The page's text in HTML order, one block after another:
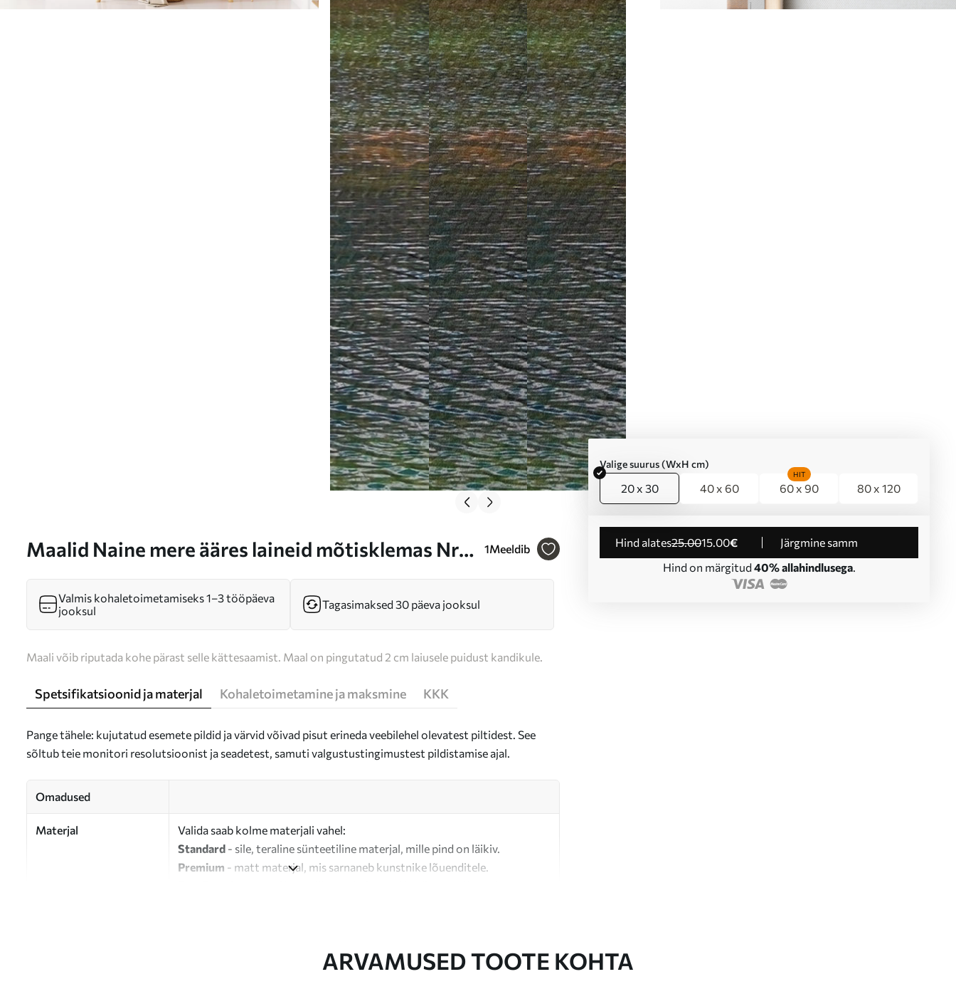
Maalid Naine mere ääres laineid mõtisklemas Nr
1Meeldib
Valige suurus (WxH cm)
20 x 30 40 x 60 60 x 90
HIT
80 x 120
Hind alates25.0015.00€
Järgmine samm
Hind on märgitud 40% allahindlusega.
Valmis kohaletoimetamiseks 1–3 tööpäeva
jooksul
Tagasimaksed 30 päeva jooksul
Maali võib riputada kohe pärast selle kättesaamist. Maal on pingutatud 2 cm laiusele puidust kandikule.
Spetsifikatsioonid ja materjal Kohaletoimetamine ja maksmine KKK
Pange tähele: kujutatud esemete pildid ja värvid võivad pisut erineda veebilehel olevatest piltidest. See
sõltub teie monitori resolutsioonist ja seadetest, samuti valgustustingimustest pildistamise ajal.
Omadused
Materjal
Valida saab kolme materjali vahel:
Standard - sile, teraline sünteetiline materjal, mille pind on läikiv.
Premium - matt materjal, mis sarnaneb kunstnike lõuenditele.
ARVAMUSED TOOTE KOHTA